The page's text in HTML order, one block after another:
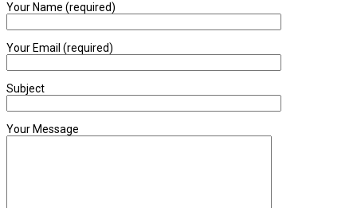
Your Name (required)
Your Email (required)
Subject
Your Message